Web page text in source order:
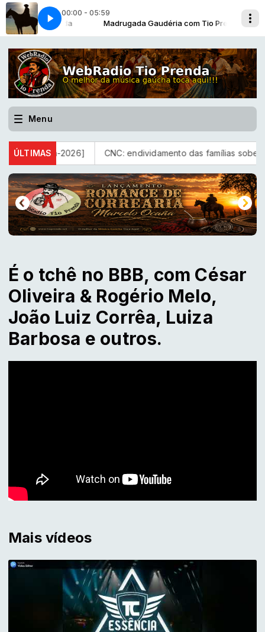
00:00 - 05:59
com Tio Prenda Madrugada Gaudéria com Tio Prenda
2018] Ta Feio [Jorge Guedes&Familia-2018]
Menu
ÚLTIMAS
Costa-2026] CNC: endividamento das famílias sobe
É o tchê no BBB, com César
Oliveira & Rogério Melo,
João Luiz Corrêa, Luiza
Barbosa e outros.
Mais vídeos